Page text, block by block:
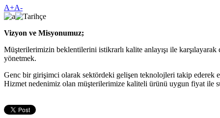
A+A-
Vizyon ve Misyonumuz;
Müşterilerimizin beklentilerini istikrarlı kalite anlayışı ile
yönetmek.
Genc bir girişimci olarak sektördeki gelişen teknolojleri takip ederek
Hizmet nedenimiz olan müşterilerimize kaliteli ürünü uygun fiyat ile